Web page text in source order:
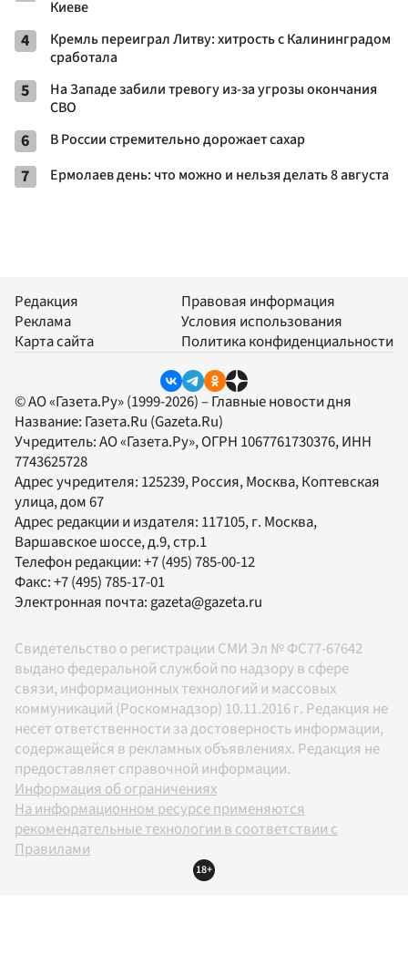
Киеве
4
Кремль переиграл Литву: хитрость с Калининградом
сработала
5
На Западе забили тревогу из-за угрозы окончания
СВО
6 В России стремительно дорожает сахар
7 Ермолаев день: что можно и нельзя делать 8 августа
Редакция
Реклама
Карта сайта
Правовая информация
Условия использования
Политика конфиденциальности
© АО «Газета.Ру» (1999-2026) – Главные новости дня
Название: Газета.Ru (Gazeta.Ru)
Учредитель:АО «Газета.Ру», ОГРН 1067761730376, ИНН
7743625728
Адрес учредителя: 125239, Россия, Москва, Коптевская
улица, дом 67
Адрес редакции и издателя: 117105, г. Москва,
Варшавское шоссе, д.9, стр.1
Телефон редакции:+7 (495) 785-00-12
Факс:+7 (495) 785-17-01
Электронная почта:gazeta@gazeta.ru
Свидетельство о регистрации СМИ Эл № ФС77-67642
выдано федеральной службой по надзору в сфере
связи, информационных технологий и массовых
коммуникаций (Роскомнадзор) 10.11.2016 г. Редакция не
несет ответственности за достоверность информации,
содержащейся в рекламных объявлениях. Редакция не
предоставляет справочной информации.
Информация об ограничениях
На информационном ресурсе применяются
рекомендательные технологии в соответствии с
Правилами
18+